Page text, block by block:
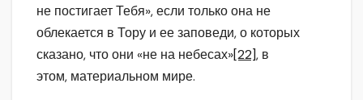
не постигает Тебя», если только она не
облекается в Тору и ее заповеди, о которых
сказано, что они «не на небесах»[22], в
этом, материальном мире.